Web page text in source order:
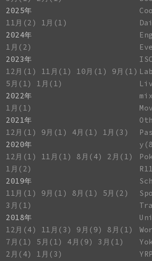
2025年
11月(2)
1月(1)
2024年
1月(2)
2023年
12月(1)
11月(1) 10月(1)
9月(1)
5月(1)
1月(1)
2022年
1月(1)
2021年
12月(1)
9月(1) 4月(1)
1月(3)
2020年
12月(1)
11月(1) 8月(4)
2月(1)
1月(2)
2019年
11月(1)
9月(1) 8月(1)
5月(2)
3月(1)
2018年
12月(4)
11月(3) 9月(9)
8月(1)
7月(1)
5月(1) 4月(9)
3月(1)
2月(4)
1月(3)